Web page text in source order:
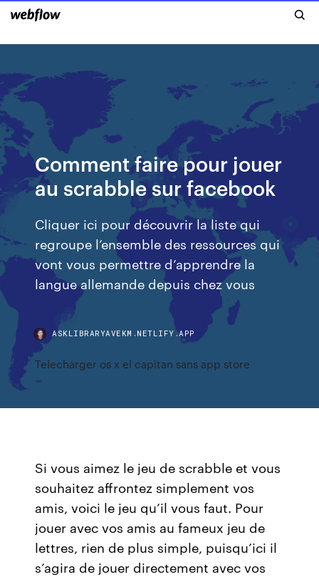
Comment faire pour jouer
au scrabble sur facebook
Cliquer ici pour découvrir la liste qui
regroupe l’ensemble des ressources qui
vont vous permettre d’apprendre la
langue allemande depuis chez vous
ASKLIBRARYAVEKM.NETLIFY.APP
Telecharger os x el capitan sans app store
Si vous aimez le jeu de scrabble et vous
souhaitez affrontez simplement vos
amis, voici le jeu qu’il vous faut. Pour
jouer avec vos amis au fameux jeu de
lettres, rien de plus simple, puisqu’ici il
s’agira de jouer directement avec vos